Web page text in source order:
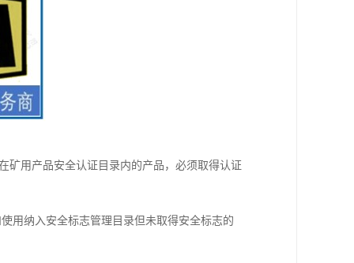
矿用产品安全认证目录内的产品，必须取得认证
用纳入安全标志管理目录但未取得安全标志的